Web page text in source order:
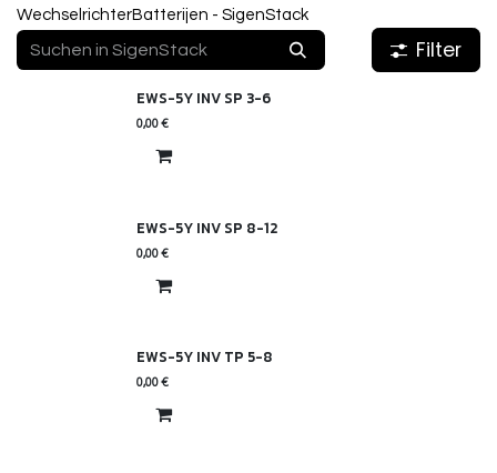
WechselrichterBatterijen - SigenStack
Filter
EWS-5Y INV SP 3-6
0,00€
EWS-5Y INV SP 8-12
0,00€
EWS-5Y INV TP 5-8
0,00€